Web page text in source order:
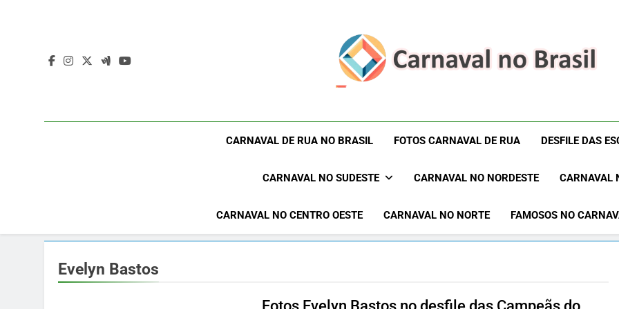
Carnaval No Brasil
Rua 2027 –
CARNAVAL DE RUA NO BRASIL FOTOS CARNAVAL DE RUA DESFILE DAS
CARNAVAL NO SUDESTE CARNAVAL NO NORDESTE CARNAVAL
CARNAVAL NO CENTRO OESTE CARNAVAL NO NORTE FAMOSOS NO
Evelyn Bastos